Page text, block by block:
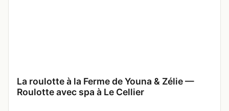
La roulotte à la Ferme de Youna & Zélie —
Roulotte avec spa à Le Cellier